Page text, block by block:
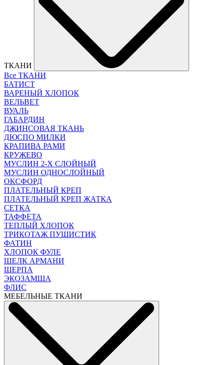
ТКАНИ
Все ТКАНИ
БАТИСТ
ВАРЕНЫЙ ХЛОПОК
ВЕЛЬВЕТ
ВУАЛЬ
ГАБАРДИН
ДЖИНСОВАЯ ТКАНЬ
ДЮСПО МИЛКИ
КРАПИВА РАМИ
КРУЖЕВО
МУСЛИН 2-Х СЛОЙНЫЙ
МУСЛИН ОДНОСЛОЙНЫЙ
ОКСФОРД
ПЛАТЕЛЬНЫЙ КРЕП
ПЛАТЕЛЬНЫЙ КРЕП ЖАТКА
СЕТКА
ТАФФЕТА
ТЕПЛЫЙ ХЛОПОК
ТРИКОТАЖ ПУШИСТИК
ФАТИН
ХЛОПОК ФУЛЕ
ШЕЛК АРМАНИ
ШЕРПА
ЭКОЗАМША
ФЛИС
МЕБЕЛЬНЫЕ ТКАНИ